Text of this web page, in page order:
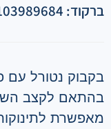
ברקוד: 8710103989684
בקבוק נטורל
בהתאם לקצב
מאפשרת